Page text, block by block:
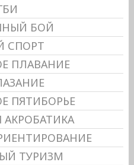
БОЙ
СПОРТ
ПЛАВАНИЕ
ПЯТИБОРЬЕ
ТУРИЗМ